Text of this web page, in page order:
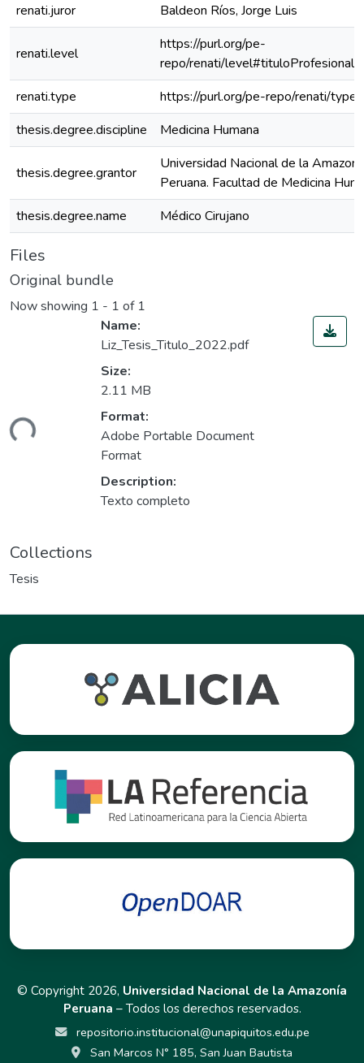
renati.juror
Baldeon Ríos, Jorge Luis
renati.level
https://purl.org/pe-
repo/renati/level#tituloProfesional
renati.type
https://purl.org/pe-repo/renati/
thesis.degree.discipline
Medicina Humana
thesis.degree.grantor
Universidad Nacional de la
Peruana. Facultad de Medicina
thesis.degree.name
Médico Cirujano
Files
Original bundle
Now showing 1 - 1 of 1
Name:
Liz_Tesis_Titulo_2022.pdf
Size:
2.11 MB
Format:
Adobe Portable Document
Format
Description:
Texto completo
Collections
Tesis
© Copyright 2026, Universidad Nacional de la Amazonía
Peruana – Todos los derechos reservados.
repositorio.institucional@unapiquitos.edu.pe
San Marcos N° 185, San Juan Bautista